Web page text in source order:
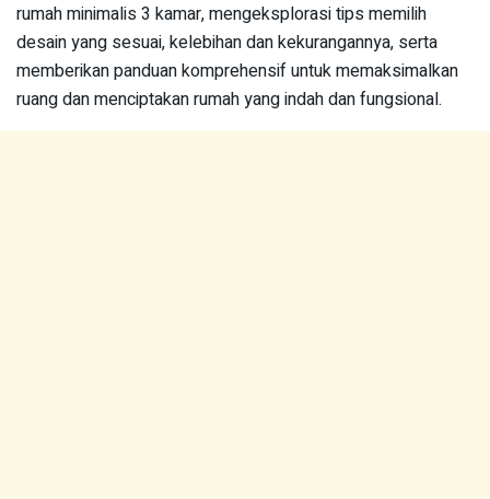
rumah minimalis 3 kamar, mengeksplorasi tips memilih
desain yang sesuai, kelebihan dan kekurangannya, serta
memberikan panduan komprehensif untuk memaksimalkan
ruang dan menciptakan rumah yang indah dan fungsional.